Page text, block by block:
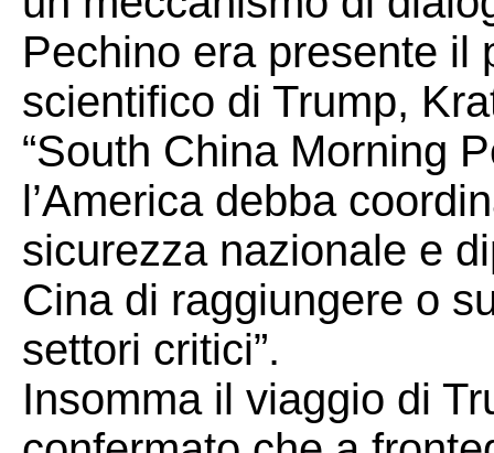
Pechino era presente il
scientifico di Trump,
“South China Morning
l’America debba
sicurezza nazionale e
Cina di raggiungere o
settori critici”.
Insomma il viaggio di